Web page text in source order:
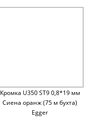
Кромка U350 ST9 0,8*19 мм
Сиена оранж (75 м бухта)
Egger